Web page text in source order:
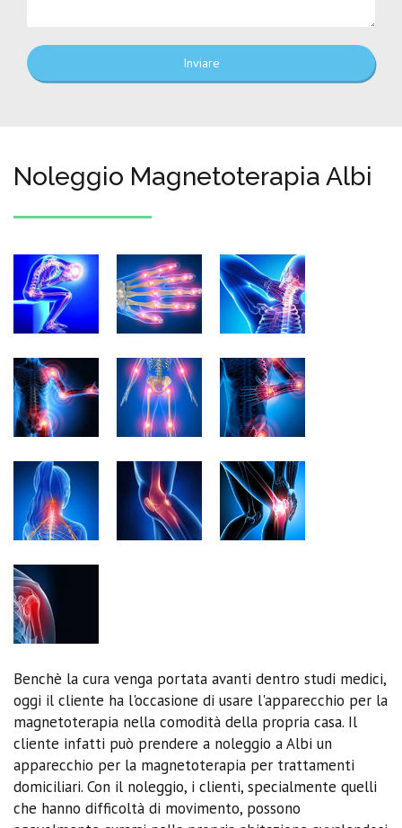
Inviare
Noleggio Magnetoterapia Albi
Benchè la cura venga portata avanti dentro studi medici,
oggi il cliente ha l'occasione di usare l'apparecchio per la
magnetoterapia nella comodità della propria casa. Il
cliente infatti può prendere a noleggio a Albi un
apparecchio per la magnetoterapia per trattamenti
domiciliari. Con il noleggio, i clienti, specialmente quelli
che hanno difficoltà di movimento, possono